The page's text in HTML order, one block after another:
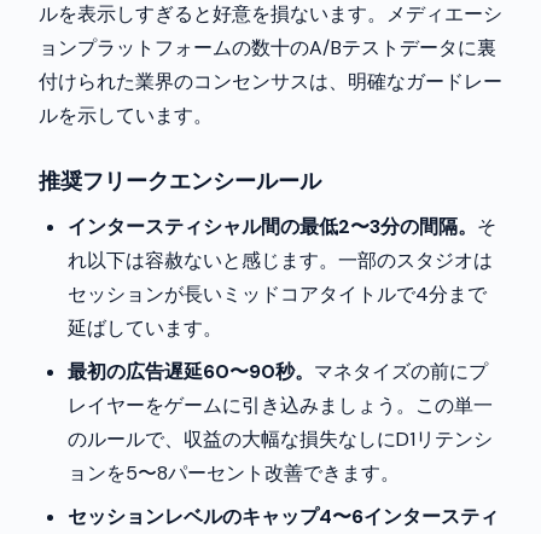
ルを表示しすぎると好意を損ないます。メディエーシ
ョンプラットフォームの数十のA/Bテストデータに裏
付けられた業界のコンセンサスは、明確なガードレー
ルを示しています。
推奨フリークエンシールール
インタースティシャル間の最低2〜3分の間隔。 そ
れ以下は容赦ないと感じます。一部のスタジオは
セッションが長いミッドコアタイトルで4分まで
延ばしています。
最初の広告遅延60〜90秒。 マネタイズの前にプ
レイヤーをゲームに引き込みましょう。この単一
のルールで、収益の大幅な損失なしにD1リテンシ
ョンを5〜8パーセント改善できます。
セッションレベルのキャップ4〜6インタースティ